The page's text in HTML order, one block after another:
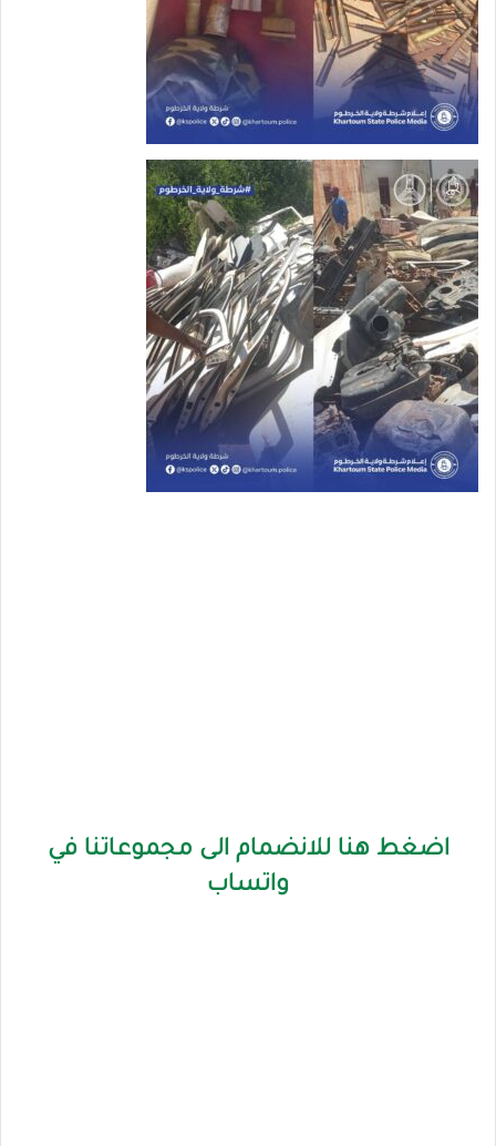
اضغط هنا للانضمام الى مجموعاتنا في
واتساب